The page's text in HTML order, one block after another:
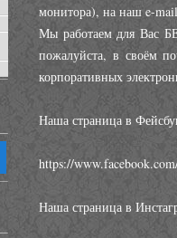
монитора), на наш e-
Мы работаем для Вас
пожалуйста, в своём
корпоративных
Наша страница в
https://
Наша страница в